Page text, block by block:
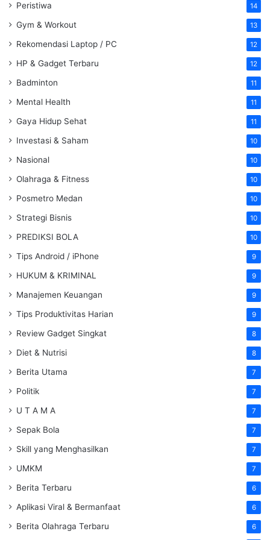
Peristiwa 14
Gym & Workout 13
Rekomendasi Laptop / PC 12
HP & Gadget Terbaru 12
Badminton 11
Mental Health 11
Gaya Hidup Sehat 11
Investasi & Saham 10
Nasional 10
Olahraga & Fitness 10
Posmetro Medan 10
Strategi Bisnis 10
PREDIKSI BOLA 10
Tips Android / iPhone 9
HUKUM & KRIMINAL 9
Manajemen Keuangan 9
Tips Produktivitas Harian 9
Review Gadget Singkat 8
Diet & Nutrisi 8
Berita Utama 7
Politik 7
U T A M A 7
Sepak Bola 7
Skill yang Menghasilkan 7
UMKM 7
Berita Terbaru 6
Aplikasi Viral & Bermanfaat 6
Berita Olahraga Terbaru 6